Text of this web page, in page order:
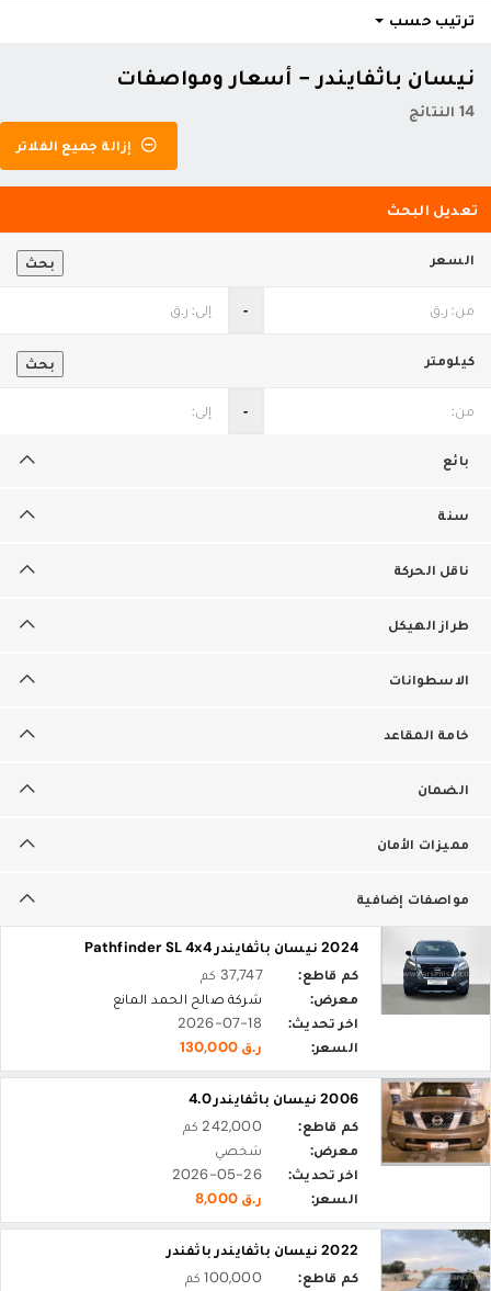
ترتيب حسب
نيسان باثفايندر - أسعار ومواصفات
14 النتائج
إزالة جميع الفلاتر
تعديل البحث
بحث السعر
‐
بحث كيلومتر
‐
بائع
سنة
ناقل الحركة
طراز الهيكل
الاسطوانات
خامة المقاعد
الضمان
مميزات الأمان
مواصفات إضافية
2024 نيسان باثفايندر Pathfinder SL 4x4
كم قاطع:
37,747 كم
معرض:
شركة صالح الحمد المانع
اخر تحديث:
2026-07-18
السعر:
ر.ق 130,000
2006 نيسان باثفايندر 4.0
كم قاطع:
242,000 كم
معرض:
شخصي
اخر تحديث:
2026-05-26
السعر:
ر.ق 8,000
2022 نيسان باثفايندر باثفندر
كم قاطع:
100,000 كم